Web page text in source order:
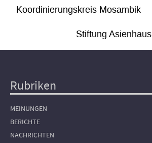
Koordinierungskreis Mosambik
Stiftung Asienhaus
Hauptnavigation
Rubriken
MEINUNGEN
BERICHTE
NACHRICHTEN